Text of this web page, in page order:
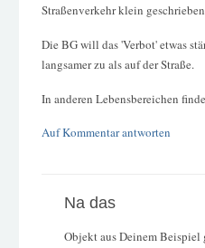
Straßenverkehr klein
Die BG will das 'Verbot' etwas
langsamer zu als auf der Straße.
In anderen Lebensbereichen
Auf Kommentar antworten
Na das
Objekt aus Deinem Beispiel